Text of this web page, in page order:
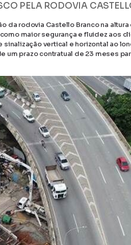
PELA RODOVIA
da rodovia Castello Branco na
maior segurança e fluidez aos
vertical e horizontal ao
prazo contratual de 23 meses